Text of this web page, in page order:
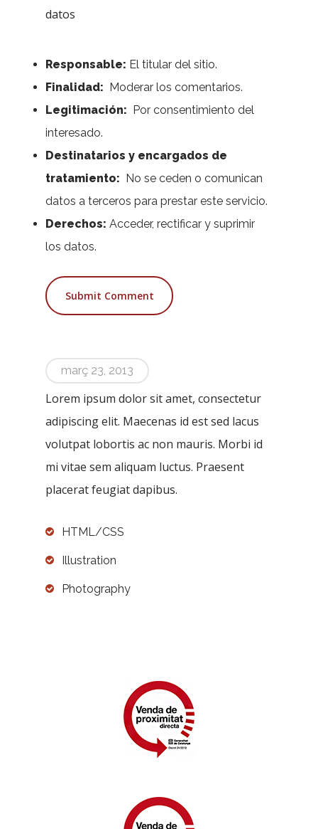
datos
Responsable: El titular del sitio.
Finalidad: Moderar los comentarios.
Legitimación: Por consentimiento del
interesado.
Destinatarios y encargados de
tratamiento: No se ceden o comunican
datos a terceros para prestar este servicio.
Derechos: Acceder, rectificar y suprimir
los datos.
març 23, 2013
Lorem ipsum dolor sit amet, consectetur
adipiscing elit. Maecenas id est sed lacus
volutpat lobortis ac non mauris. Morbi id
mi vitae sem aliquam luctus. Praesent
placerat feugiat dapibus.
HTML/CSS
Illustration
Photography